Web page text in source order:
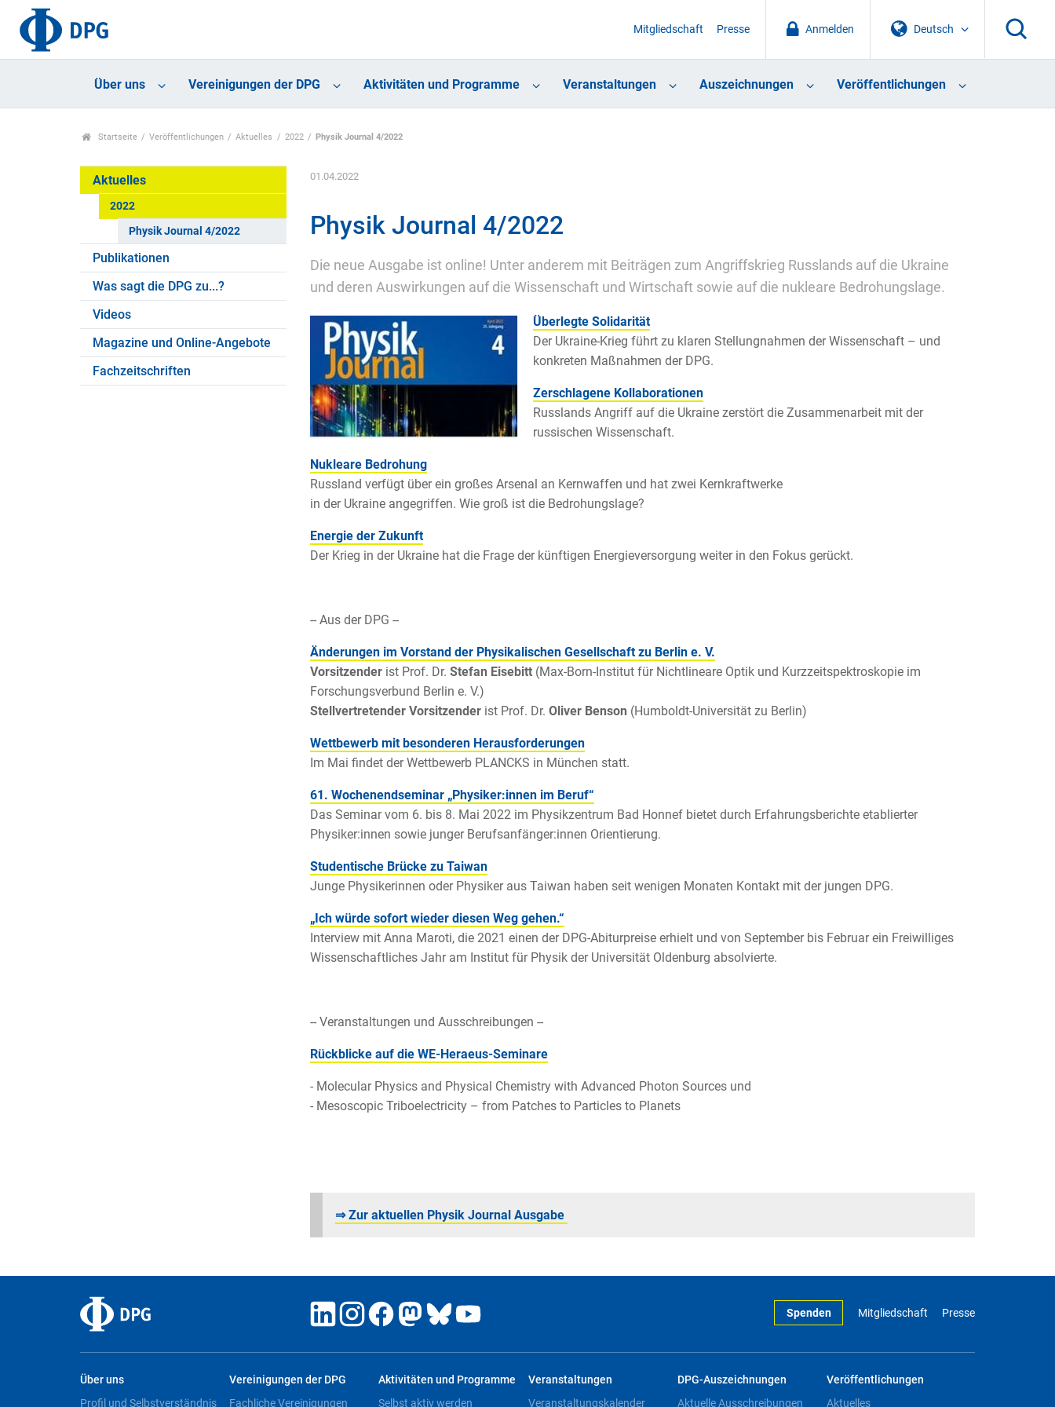
Deutsch
Anmelden
Mitgliedschaft Presse
Über uns Vereinigungen der DPG Aktivitäten und Programme Veranstaltungen Auszeichnungen Veröffentlichungen
Startseite Veröffentlichungen Aktuelles 2022 Physik Journal 4/2022
Aktuelles
2022
Physik Journal 4/2022
Publikationen
Was sagt die DPG zu...?
Videos
Magazine und Online-Angebote
Fachzeitschriften
01.04.2022
Physik Journal 4/2022
Die neue Ausgabe ist online! Unter anderem mit Beiträgen zum Angriffskrieg Russlands auf die Ukraine
und deren Auswirkungen auf die Wissenschaft und Wirtschaft sowie auf die nukleare Bedrohungslage.
Überlegte Solidarität
Der Ukraine-Krieg führt zu klaren Stellungnahmen der Wissenschaft – und
konkreten Maßnahmen der DPG.
Zerschlagene Kollaborationen
Russlands Angriff auf die Ukraine zerstört die Zusammenarbeit mit der
russischen Wissenschaft.
Nukleare Bedrohung
Russland verfügt über ein großes Arsenal an Kernwaffen und hat zwei Kernkraftwerke
in der Ukraine angegriffen. Wie groß ist die Bedrohungslage?
Energie der Zukunft
Der Krieg in der Ukraine hat die Frage der künftigen Energieversorgung weiter in den Fokus gerückt.
-- Aus der DPG --
Änderungen im Vorstand der Physikalischen Gesellschaft zu Berlin e. V.
Vorsitzenderist Prof. Dr. Stefan Eisebitt(Max-Born-Institut für Nichtlineare Optik und Kurzzeitspektroskopie im
Forschungsverbund Berlin e. V.)
Stellvertretender Vorsitzenderist Prof. Dr. Oliver Benson (Humboldt-Universität zu Berlin)
Wettbewerb mit besonderen Herausforderungen
Im Mai findet der Wettbewerb PLANCKS in München statt.
61. Wochenendseminar „Physiker:innen im Beruf“
Das Seminar vom 6. bis 8. Mai 2022 im Physikzentrum Bad Honnef bietet durch Erfahrungsberichte etablierter
Physiker:innen sowie junger Berufsanfänger:innen Orientierung.
Studentische Brücke zu Taiwan
Junge Physikerinnen oder Physiker aus Taiwan haben seit wenigen Monaten Kontakt mit der jungen DPG.
„Ich würde sofort wieder diesen Weg gehen.“
Interview mit Anna Maroti, die 2021 einen der DPG-Abiturpreise erhielt und von September bis Februar ein Freiwilliges
Wissenschaftliches Jahr am Institut für Physik der Universität Oldenburg absolvierte.
-- Veranstaltungen und Ausschreibungen --
Rückblicke auf die WE-Heraeus-Seminare
- Molecular Physics and Physical Chemistry with Advanced Photon Sources und
- Mesoscopic Triboelectricity – from Patches to Particles to Planets
⇒ Zur aktuellen Physik Journal Ausgabe
Spenden Mitgliedschaft Presse
Über uns
Profil und Selbstverständnis
Vereinigungen der DPG
Fachliche Vereinigungen
Aktivitäten und Programme
Selbst aktiv werden
Veranstaltungen
Veranstaltungskalender
DPG-Auszeichnungen
Aktuelle Ausschreibungen
Veröffentlichungen
Aktuelles